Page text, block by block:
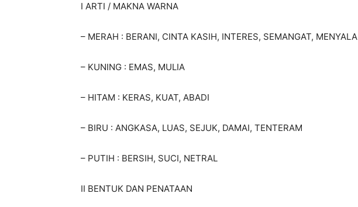
I ARTI / MAKNA WARNA
– MERAH : BERANI, CINTA KASIH, INTERES, SEMANGAT, MENYALA
– KUNING : EMAS, MULIA
– HITAM : KERAS, KUAT, ABADI
– BIRU : ANGKASA, LUAS, SEJUK, DAMAI, TENTERAM
– PUTIH : BERSIH, SUCI, NETRAL
II BENTUK DAN PENATAAN